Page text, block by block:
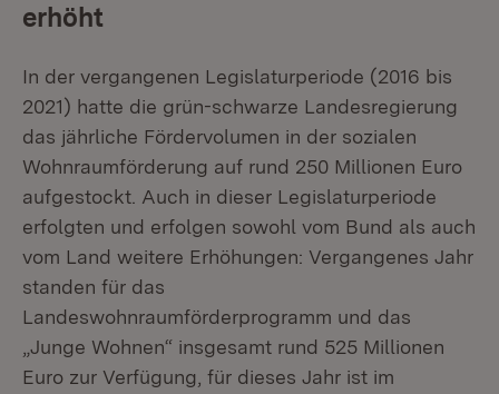
erhöht
In der vergangenen Legislaturperiode (2016 bis
2021) hatte die grün-schwarze Landesregierung
das jährliche Fördervolumen in der sozialen
Wohnraumförderung auf rund 250 Millionen Euro
aufgestockt. Auch in dieser Legislaturperiode
erfolgten und erfolgen sowohl vom Bund als auch
vom Land weitere Erhöhungen: Vergangenes Jahr
standen für das
Landeswohnraumförderprogramm und das
„Junge Wohnen“ insgesamt rund 525 Millionen
Euro zur Verfügung, für dieses Jahr ist im